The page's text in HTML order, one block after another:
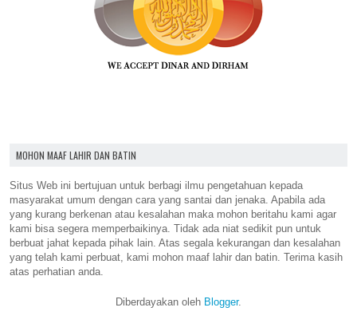
MOHON MAAF LAHIR DAN BATIN
Situs Web ini bertujuan untuk berbagi ilmu pengetahuan kepada
masyarakat umum dengan cara yang santai dan jenaka. Apabila ada
yang kurang berkenan atau kesalahan maka mohon beritahu kami agar
kami bisa segera memperbaikinya. Tidak ada niat sedikit pun untuk
berbuat jahat kepada pihak lain. Atas segala kekurangan dan kesalahan
yang telah kami perbuat, kami mohon maaf lahir dan batin. Terima kasih
atas perhatian anda.
Diberdayakan oleh Blogger.